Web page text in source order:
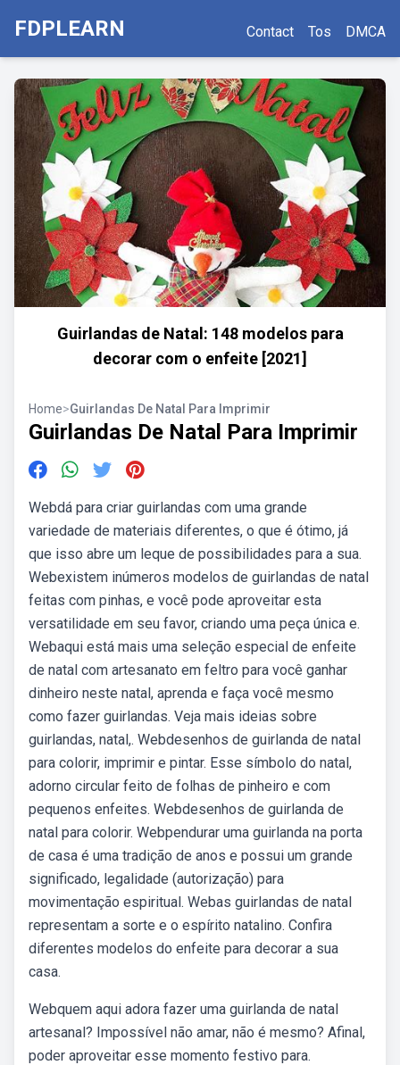
FDPLEARN Contact Tos DMCA
Guirlandas de Natal: 148 modelos para
decorar com o enfeite [2021]
Home>Guirlandas De Natal Para Imprimir
Guirlandas De Natal Para Imprimir
Webdá para criar guirlandas com uma grande
variedade de materiais diferentes, o que é ótimo, já
que isso abre um leque de possibilidades para a sua.
Webexistem inúmeros modelos de guirlandas de natal
feitas com pinhas, e você pode aproveitar esta
versatilidade em seu favor, criando uma peça única e.
Webaqui está mais uma seleção especial de enfeite
de natal com artesanato em feltro para você ganhar
dinheiro neste natal, aprenda e faça você mesmo
como fazer guirlandas. Veja mais ideias sobre
guirlandas, natal,. Webdesenhos de guirlanda de natal
para colorir, imprimir e pintar. Esse símbolo do natal,
adorno circular feito de folhas de pinheiro e com
pequenos enfeites. Webdesenhos de guirlanda de
natal para colorir. Webpendurar uma guirlanda na porta
de casa é uma tradição de anos e possui um grande
significado, legalidade (autorização) para
movimentação espiritual. Webas guirlandas de natal
representam a sorte e o espírito natalino. Confira
diferentes modelos do enfeite para decorar a sua
casa.
Webquem aqui adora fazer uma guirlanda de natal
artesanal? Impossível não amar, não é mesmo? Afinal,
poder aproveitar esse momento festivo para.